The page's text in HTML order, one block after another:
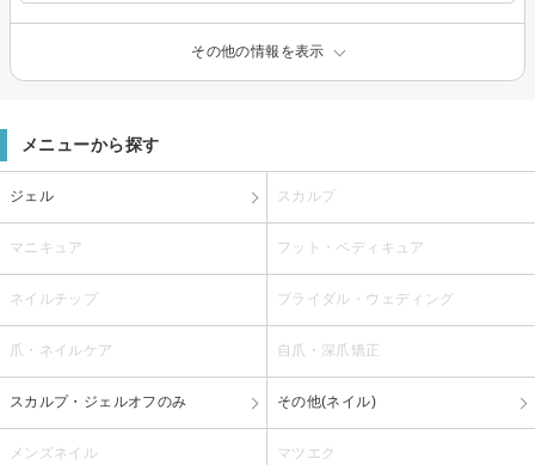
その他の情報を表示
メニューから探す
ジェル スカルプ
マニキュア フット・ペディキュア
ネイルチップ ブライダル・ウェディング
爪・ネイルケア 自爪・深爪矯正
スカルプ・ジェルオフのみ その他(ネイル)
メンズネイル マツエク